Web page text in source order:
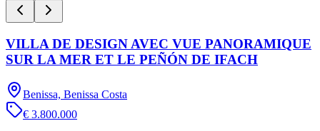
VILLA DE DESIGN AVEC VUE PANORAMIQUE
SUR LA MER ET LE PEÑÓN DE IFACH
Benissa, Benissa Costa
€ 3.800.000